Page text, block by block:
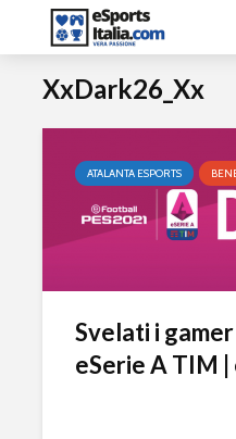
XxDark26_Xx
ATALANTA ESPORTS
Svelati i
eSerie A TIM |